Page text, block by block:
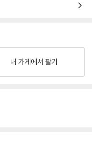
내 가게에서 팔기